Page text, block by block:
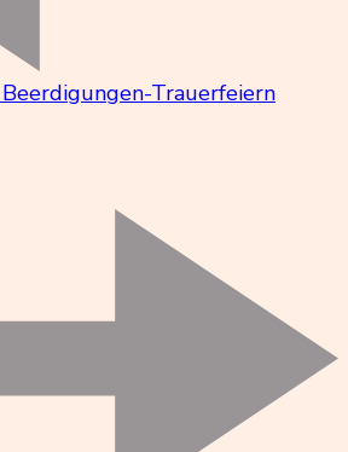
Beerdigungen-Trauerfeiern